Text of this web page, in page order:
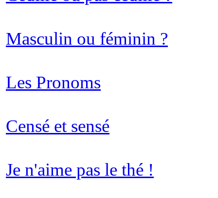
Masculin ou féminin ?
Les Pronoms
Censé et sensé
Je n'aime pas le thé !